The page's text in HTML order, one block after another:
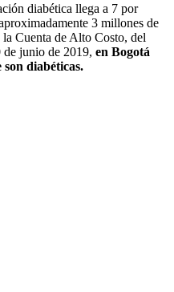
diabética llega a 7 por
3 millones de
Cuenta de Alto Costo, del
junio de 2019, en Bogotá
son diabéticas.